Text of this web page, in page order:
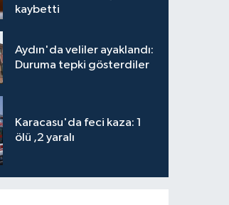
kaybetti
Aydın'da veliler ayaklandı:
Duruma tepki gösterdiler
Karacasu'da feci kaza: 1
ölü ,2 yaralı